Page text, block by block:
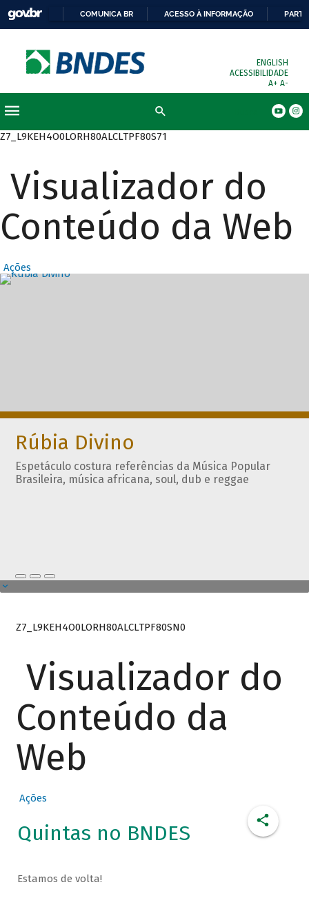
COMUNICA BR ACESSO À INFORMAÇÃO
ENGLISH
ACESSIBILIDADE
A+ A-
Z7_L9KEH4O0LORH80ALCLTPF80S71
Visualizador do
Conteúdo da Web
Ações
Destaques
Rúbia Divino
Espetáculo costura referências da Música Popular
Brasileira, música africana, soul, dub e reggae
Z7_L9KEH4O0LORH80ALCLTPF80SN0
Visualizador do
Conteúdo da
Web
Ações
Quintas no BNDES
Estamos de volta!